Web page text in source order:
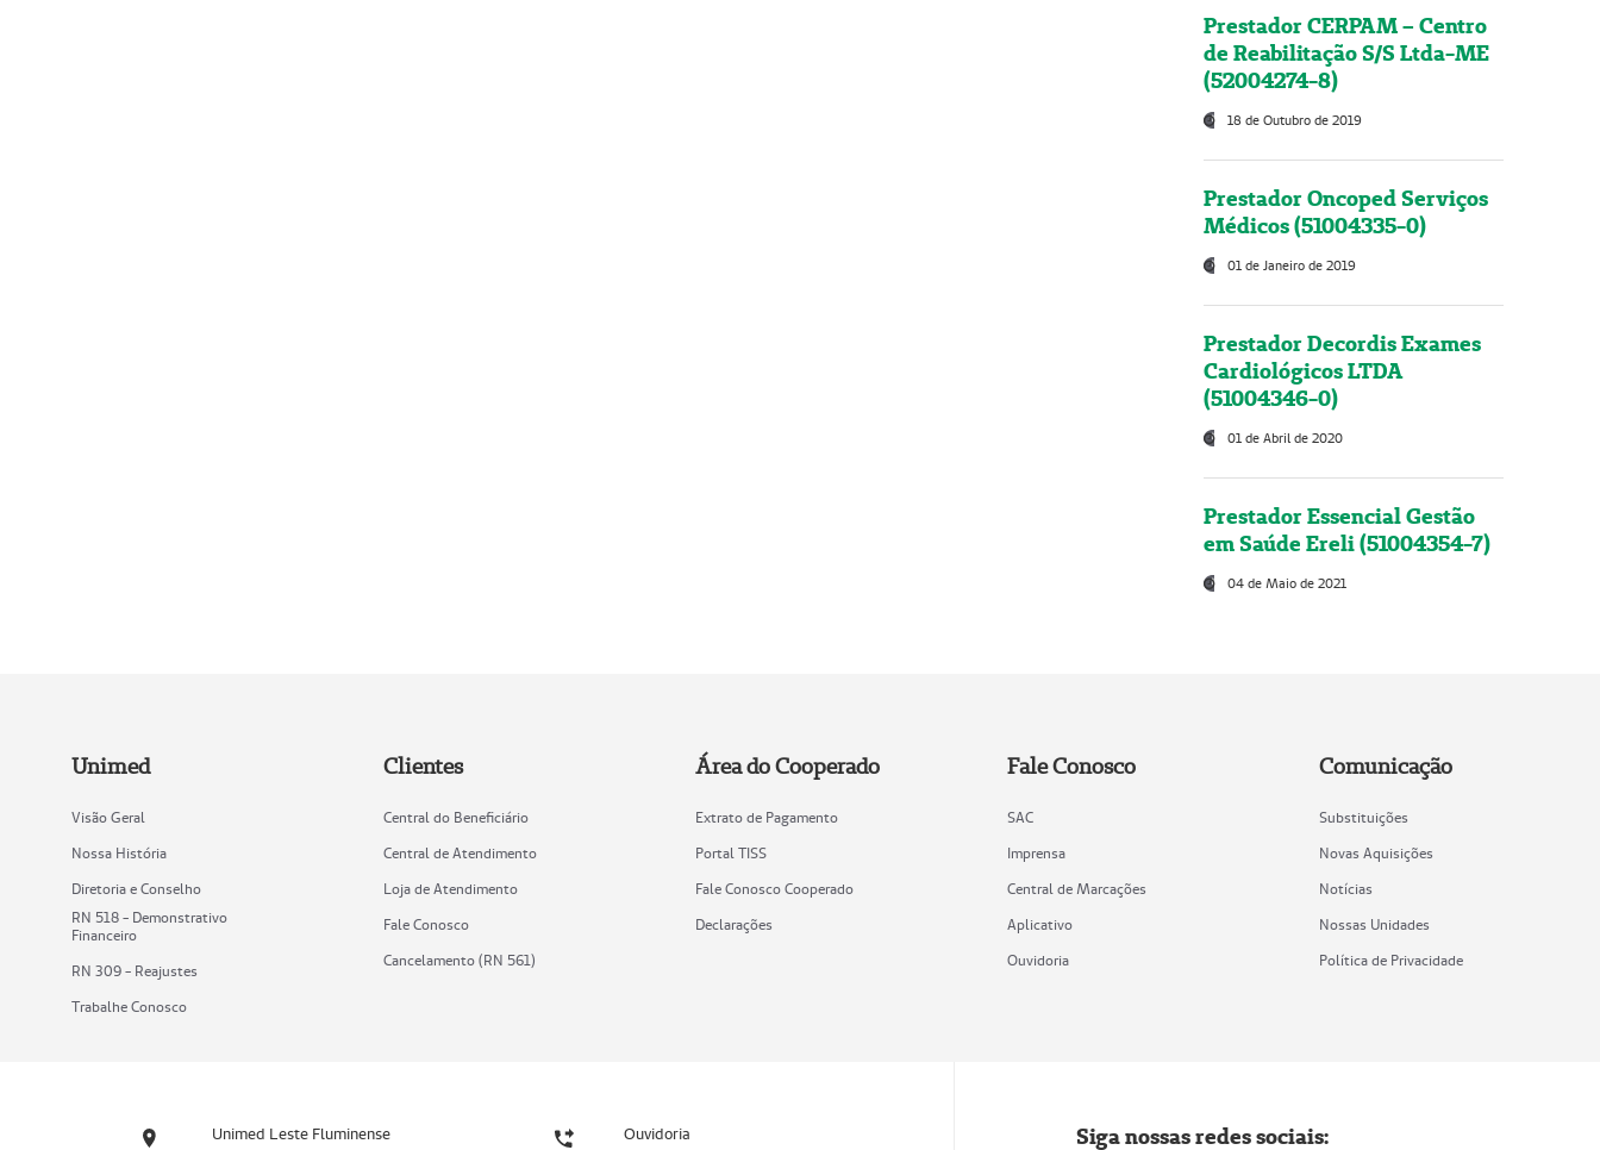
Prestador CERPAM – Centro
de Reabilitação S/S Ltda-ME
(52004274-8)
18 de Outubro de 2019
Prestador Oncoped Serviços
Médicos (51004335-0)
01 de Janeiro de 2019
Prestador Decordis Exames
Cardiológicos LTDA
(51004346-0)
01 de Abril de 2020
Prestador Essencial Gestão
em Saúde Ereli (51004354-7)
04 de Maio de 2021
Unimed
Visão Geral
Nossa História
Diretoria e Conselho
RN 518 - Demonstrativo
Financeiro
RN 309 - Reajustes
Trabalhe Conosco
Clientes
Central do Beneficiário
Central de Atendimento
Loja de Atendimento
Fale Conosco
Cancelamento (RN 561)
Área do Cooperado
Extrato de Pagamento
Portal TISS
Fale Conosco Cooperado
Declarações
Fale Conosco
SAC
Imprensa
Central de Marcações
Aplicativo
Ouvidoria
Comunicação
Substituições
Novas Aquisições
Notícias
Nossas Unidades
Política de Privacidade
Unimed Leste Fluminense Ouvidoria Siga nossas redes sociais: